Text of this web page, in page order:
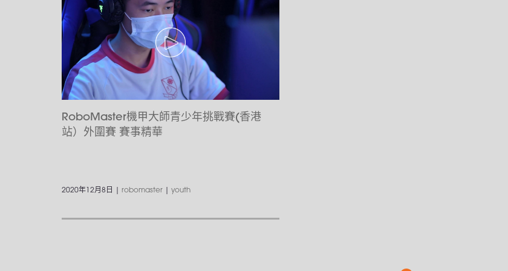
RoboMaster機甲大師青少年挑戰賽(香港
站）外圍賽 賽事精華
2020年12月8日 | robomaster | youth